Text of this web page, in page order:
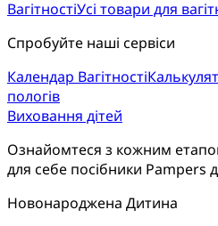
ВагітностіУсі товари для
Спробуйте наші сервіси
Календар Вагітності
пологів
Виховання дітей
Ознайомтеся з кожним
для себе посібники Pampers
Новонароджена Дитина